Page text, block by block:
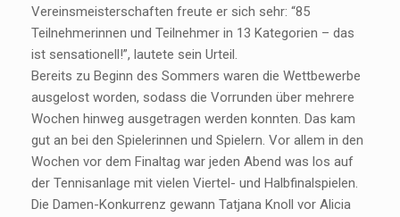
Vereinsmeisterschaften freute er sich sehr: “85
Teilnehmerinnen und Teilnehmer in 13 Kategorien – das
ist sensationell!”, lautete sein Urteil.
Bereits zu Beginn des Sommers waren die Wettbewerbe
ausgelost worden, sodass die Vorrunden über mehrere
Wochen hinweg ausgetragen werden konnten. Das kam
gut an bei den Spielerinnen und Spielern. Vor allem in den
Wochen vor dem Finaltag war jeden Abend was los auf
der Tennisanlage mit vielen Viertel- und Halbfinalspielen.
Die Damen-Konkurrenz gewann Tatjana Knoll vor Alicia